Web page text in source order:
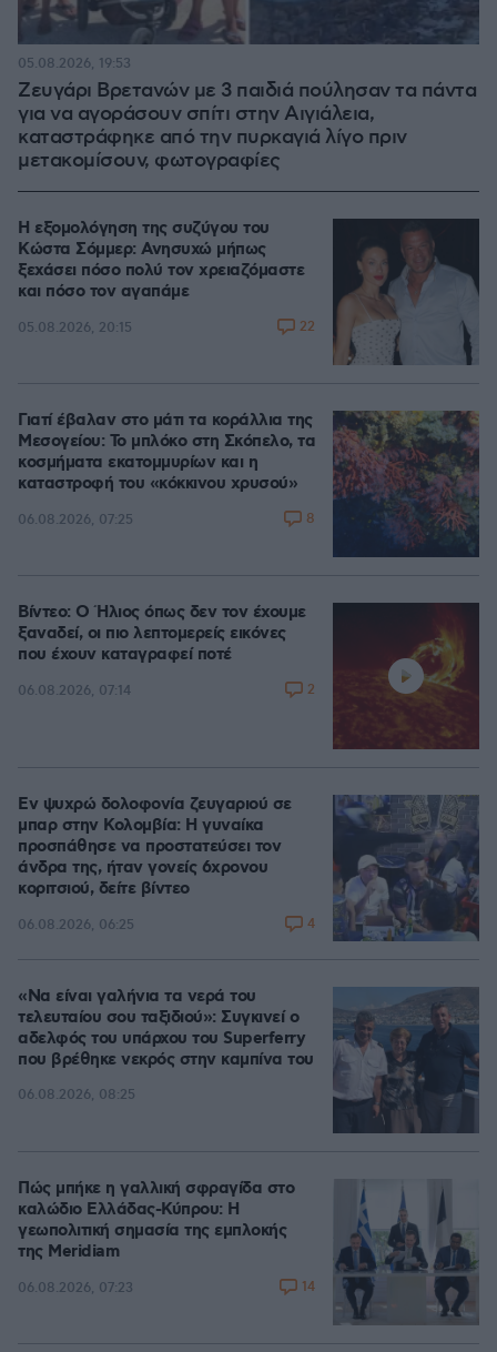
Ζευγάρι Βρετανών με 3 παιδιά πούλησαν τα πάντα
για να αγοράσουν σπίτι στην Αιγιάλεια,
καταστράφηκε από την πυρκαγιά λίγο πριν
μετακομίσουν, φωτογραφίες
05.08.2026, 19:53
Η εξομολόγηση της συζύγου του
Κώστα Σόμμερ: Ανησυχώ μήπως
ξεχάσει πόσο πολύ τον χρειαζόμαστε
και πόσο τον αγαπάμε
05.08.2026, 20:15 22
Γιατί έβαλαν στο μάτι τα κοράλλια της
Μεσογείου: Το μπλόκο στη Σκόπελο, τα
κοσμήματα εκατομμυρίων και η
καταστροφή του «κόκκινου χρυσού»
06.08.2026, 07:25 8
Βίντεο: Ο Ήλιος όπως δεν τον έχουμε
ξαναδεί, οι πιο λεπτομερείς εικόνες
που έχουν καταγραφεί ποτέ
06.08.2026, 07:14 2
Εν ψυχρώ δολοφονία ζευγαριού σε
μπαρ στην Κολομβία: Η γυναίκα
προσπάθησε να προστατεύσει τον
άνδρα της, ήταν γονείς 6χρονου
κοριτσιού, δείτε βίντεο
06.08.2026, 06:25 4
«Να είναι γαλήνια τα νερά του
τελευταίου σου ταξιδιού»: Συγκινεί ο
αδελφός του υπάρχου του Superferry
που βρέθηκε νεκρός στην καμπίνα του
06.08.2026, 08:25
Πώς μπήκε η γαλλική σφραγίδα στο
καλώδιο Ελλάδας-Κύπρου: Η
γεωπολιτική σημασία της εμπλοκής
της Meridiam
06.08.2026, 07:23 14